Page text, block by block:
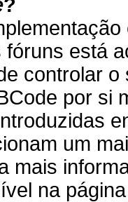
?
está
controlar
por si
um
mais
na